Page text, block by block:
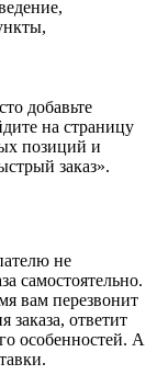
добавьте
на страницу
позиций и
заказ».
не
самостоятельно.
вам перезвонит
заказа, ответит
особенностей. А